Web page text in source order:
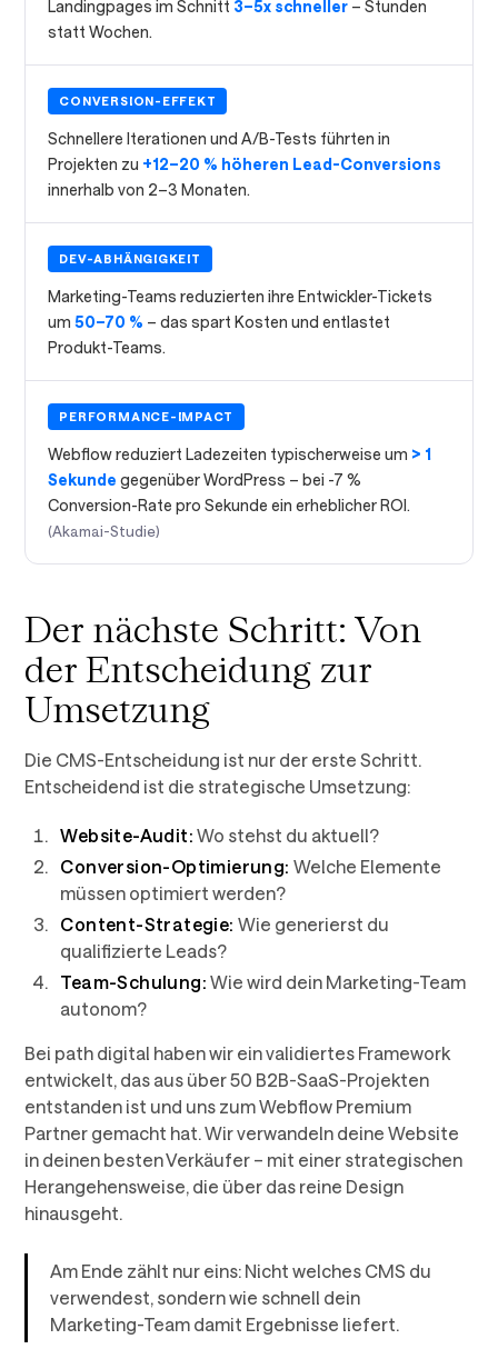
Landingpages im Schnitt 3–5x schneller – Stunden
statt Wochen.
CONVERSION-EFFEKT
Schnellere Iterationen und A/B-Tests führten in
Projekten zu +12–20 % höheren Lead-Conversions
innerhalb von 2–3 Monaten.
DEV-ABHÄNGIGKEIT
Marketing-Teams reduzierten ihre Entwickler-Tickets
um50–70 % – das spart Kosten und entlastet
Produkt-Teams.
PERFORMANCE-IMPACT
Webflow reduziert Ladezeiten typischerweise um > 1
Sekunde gegenüber WordPress – bei -7 %
Conversion-Rate pro Sekunde ein erheblicher ROI.
(Akamai-Studie)
Der nächste Schritt: Von
der Entscheidung zur
Umsetzung
Die CMS-Entscheidung ist nur der erste Schritt.
Entscheidend ist die strategische Umsetzung:
Website-Audit: Wo stehst du aktuell?
Conversion-Optimierung: Welche Elemente
müssen optimiert werden?
Content-Strategie: Wie generierst du
qualifizierte Leads?
Team-Schulung: Wie wird dein Marketing-Team
autonom?
Bei path digital haben wir ein validiertes Framework
entwickelt, das aus über 50 B2B-SaaS-Projekten
entstanden ist und uns zum Webflow Premium
Partner gemacht hat. Wir verwandeln deine Website
in deinen besten Verkäufer – mit einer strategischen
Herangehensweise, die über das reine Design
hinausgeht.
Am Ende zählt nur eins: Nicht welches CMS du
verwendest, sondern wie schnell dein
Marketing-Team damit Ergebnisse liefert.